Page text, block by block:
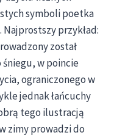
symboli poetka
przykład:
został
w poincie
ograniczonego w
jednak łańcuchy
tego ilustracją
zimy prowadzi do